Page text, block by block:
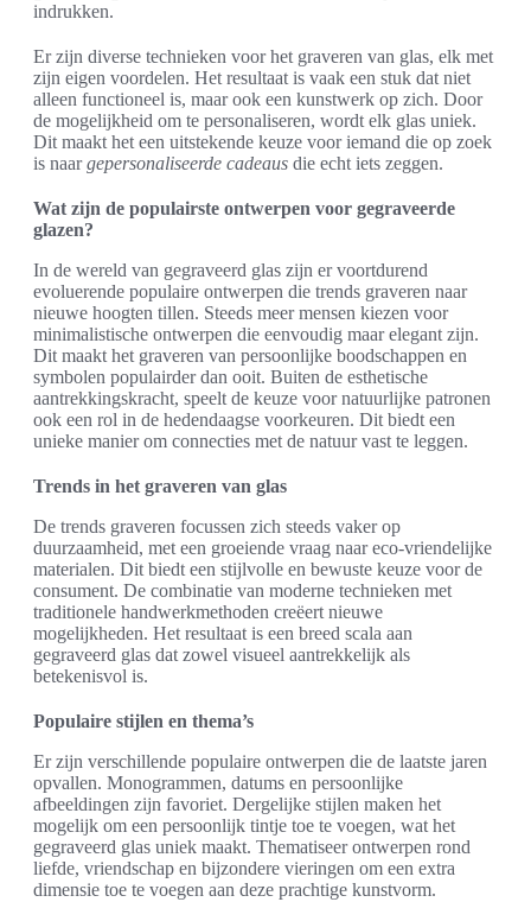
indrukken.
Er zijn diverse technieken voor het graveren van glas, elk met
zijn eigen voordelen. Het resultaat is vaak een stuk dat niet
alleen functioneel is, maar ook een kunstwerk op zich. Door
de mogelijkheid om te personaliseren, wordt elk glas uniek.
Dit maakt het een uitstekende keuze voor iemand die op zoek
is naargepersonaliseerde cadeaus die echt iets zeggen.
Wat zijn de populairste ontwerpen voor gegraveerde
glazen?
In de wereld van gegraveerd glas zijn er voortdurend
evoluerende populaire ontwerpen die trends graveren naar
nieuwe hoogten tillen. Steeds meer mensen kiezen voor
minimalistische ontwerpen die eenvoudig maar elegant zijn.
Dit maakt het graveren van persoonlijke boodschappen en
symbolen populairder dan ooit. Buiten de esthetische
aantrekkingskracht, speelt de keuze voor natuurlijke patronen
ook een rol in de hedendaagse voorkeuren. Dit biedt een
unieke manier om connecties met de natuur vast te leggen.
Trends in het graveren van glas
De trends graveren focussen zich steeds vaker op
duurzaamheid, met een groeiende vraag naar eco-vriendelijke
materialen. Dit biedt een stijlvolle en bewuste keuze voor de
consument. De combinatie van moderne technieken met
traditionele handwerkmethoden creëert nieuwe
mogelijkheden. Het resultaat is een breed scala aan
gegraveerd glas dat zowel visueel aantrekkelijk als
betekenisvol is.
Populaire stijlen en thema’s
Er zijn verschillende populaire ontwerpen die de laatste jaren
opvallen. Monogrammen, datums en persoonlijke
afbeeldingen zijn favoriet. Dergelijke stijlen maken het
mogelijk om een persoonlijk tintje toe te voegen, wat het
gegraveerd glas uniek maakt. Thematiseer ontwerpen rond
liefde, vriendschap en bijzondere vieringen om een extra
dimensie toe te voegen aan deze prachtige kunstvorm.